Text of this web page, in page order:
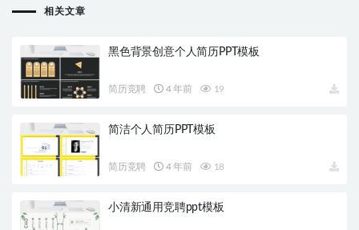
相关文章
黑色背景创意个人简历PPT模板
简历竞聘 4 年前 19
简洁个人简历PPT模板
简历竞聘 4 年前 18
小清新通用竞聘ppt模板